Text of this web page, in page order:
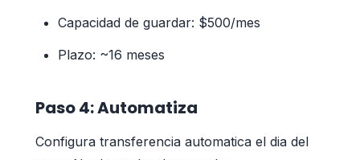
Capacidad de guardar: $500/mes
Plazo: ~16 meses
Paso 4: Automatiza
Configura transferencia automatica el dia del